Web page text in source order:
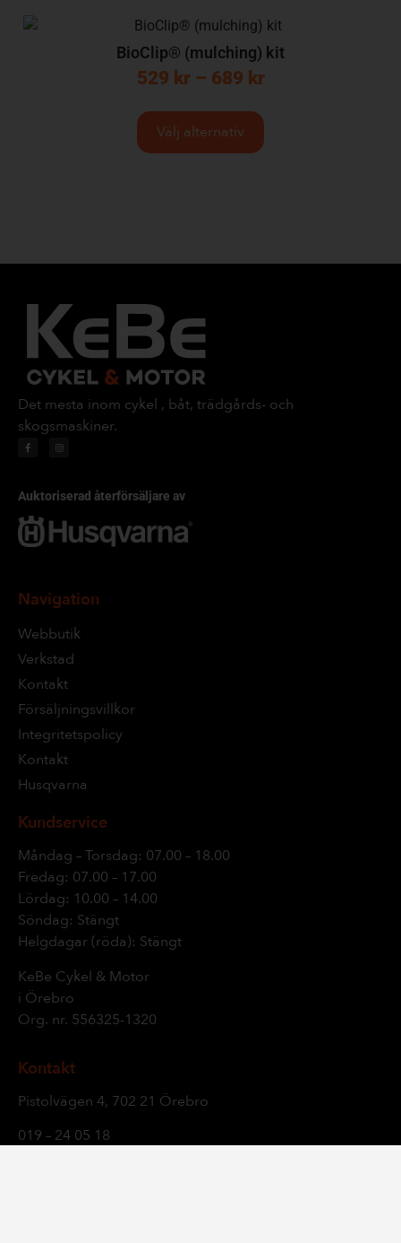
BioClip® (mulching) kit
529 kr – 689 kr
Välj alternativ
Det mesta inom cykel , båt, trädgårds- och
skogsmaskiner.
Auktoriserad återförsäljare av
Navigation
Webbutik
Verkstad
Kontakt
Försäljningsvillkor
Integritetspolicy
Kontakt
Husqvarna
Kundservice
Måndag – Torsdag: 07.00 – 18.00
Fredag: 07.00 – 17.00
Lördag: 10.00 – 14.00
Söndag: Stängt
Helgdagar (röda): Stängt
KeBe Cykel & Motor
i Örebro
Org. nr. 556325-1320
Kontakt
Pistolvägen 4, 702 21 Örebro
019 – 24 05 18